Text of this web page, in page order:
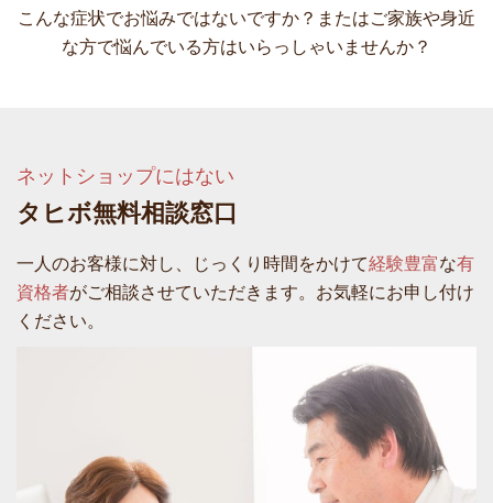
こんな症状でお悩みではないですか？またはご家族や身近
な方で悩んでいる方はいらっしゃいませんか？
ネットショップにはない
タヒボ無料相談窓口
一人のお客様に対し、じっくり時間をかけて経験豊富な有
資格者がご相談させていただきます。お気軽にお申し付け
ください。